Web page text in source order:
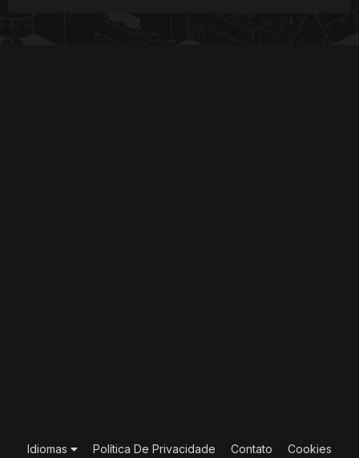
Idiomas Política De Privacidade Contato Cookies